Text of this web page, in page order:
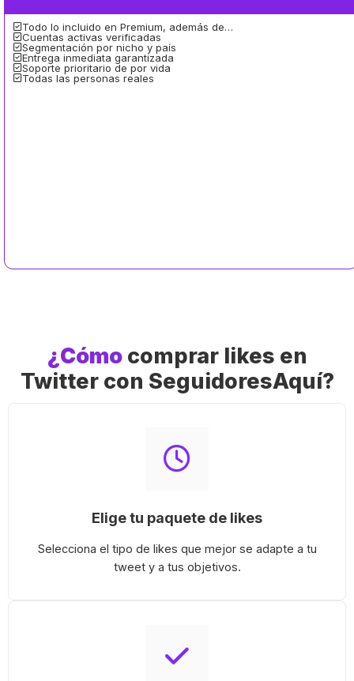
Todo lo incluido en Premium, además de…
Cuentas activas verificadas
Segmentación por nicho y país
Entrega inmediata garantizada
Soporte prioritario de por vida
Todas las personas reales
¿Cómocomprar likes en
Twitter con SeguidoresAquí?
Elige tu paquete de likes
Selecciona el tipo de likes que mejor se adapte a tu
tweet y a tus objetivos.